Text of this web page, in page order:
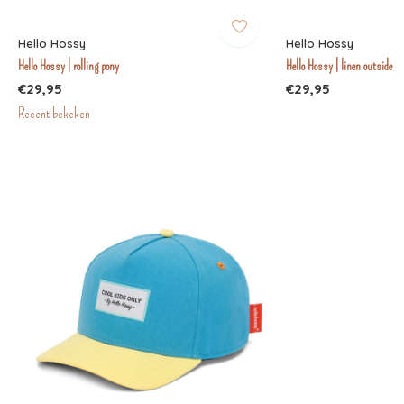
Hello Hossy
Hello Hossy | rolling pony
€29,95
Hello Hossy
Hello Hossy | linen outside
€29,95
Recent bekeken